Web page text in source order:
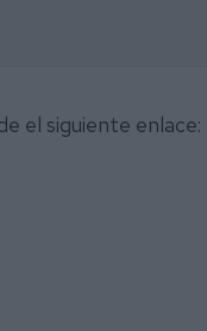
el siguiente enlace: